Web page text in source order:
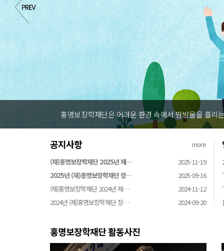
홍명보장학재단은 어려운 환경 속
공지사항
more
(재)홍명보장학재단 2025년 제…
2025-11-19
2025년 (재)홍명보장학재단 장…
2025-09-16
(재)홍명보장학재단 2024년 제…
2024-11-12
2024년 (재)홍명보장학재단 장…
2024-09-20
홍명보장학재단 활동사진